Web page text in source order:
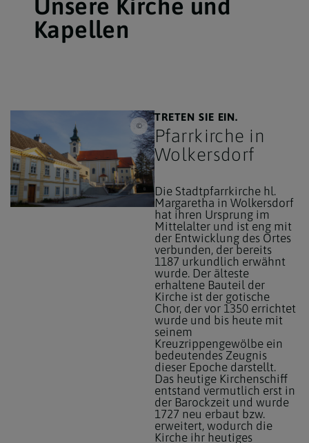
Unsere Kirche und
Kapellen
Fotostudio Semrad
TRETEN SIE EIN.
Pfarrkirche in
Wolkersdorf
Die Stadtpfarrkirche hl.
Margaretha in Wolkersdorf
hat ihren Ursprung im
Mittelalter und ist eng mit
der Entwicklung des Ortes
verbunden, der bereits
1187 urkundlich erwähnt
wurde. Der älteste
erhaltene Bauteil der
Kirche ist der gotische
Chor, der vor 1350 errichtet
wurde und bis heute mit
seinem
Kreuzrippengewölbe ein
bedeutendes Zeugnis
dieser Epoche darstellt.
Das heutige Kirchenschiff
entstand vermutlich erst in
der Barockzeit und wurde
1727 neu erbaut bzw.
erweitert, wodurch die
Kirche ihr heutiges